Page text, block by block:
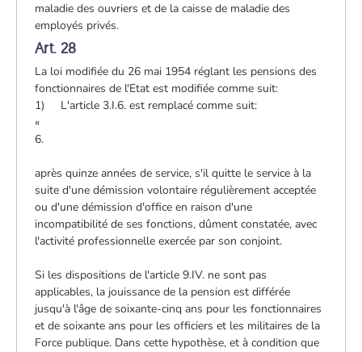
maladie des ouvriers et de la caisse de maladie des
employés privés.
Art. 28
La loi modifiée du 26 mai 1954 réglant les pensions des
fonctionnaires de l'Etat est modifiée comme suit:
1) L'article 3.I.6. est remplacé comme suit:
«
6.
après quinze années de service, s'il quitte le service à la
suite d'une démission volontaire régulièrement acceptée
ou d'une démission d'office en raison d'une
incompatibilité de ses fonctions, dûment constatée, avec
l'activité professionnelle exercée par son conjoint.
Si les dispositions de l'article 9.IV. ne sont pas
applicables, la jouissance de la pension est différée
jusqu'à l'âge de soixante-cinq ans pour les fonctionnaires
et de soixante ans pour les officiers et les militaires de la
Force publique. Dans cette hypothèse, et à condition que